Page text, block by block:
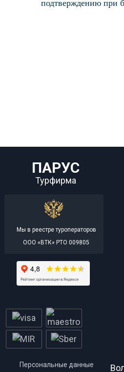
подтверждению при
ПАРУС
Турфирма
Мы в реестре туроператоров
ООО «ВТК» РТО 009805
Персональные данные